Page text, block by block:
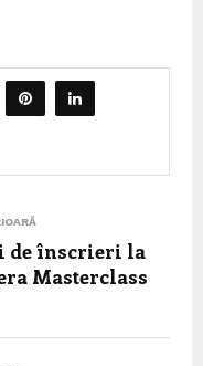
de înscrieri la
Masterclass